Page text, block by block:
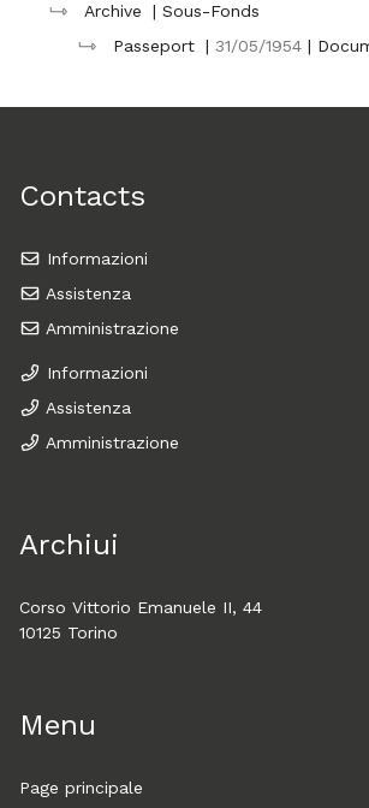
Archive
| Sous-Fonds
Passeport | 31/05/1954 |
Contacts
Informazioni
Assistenza
Amministrazione
Informazioni
Assistenza
Amministrazione
Archiui
Corso Vittorio Emanuele II, 44
10125 Torino
Menu
Page principale